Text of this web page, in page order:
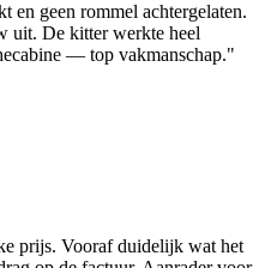
en geen rommel achtergelaten.
uit. De kitter werkte heel
— top vakmanschap."
prijs. Vooraf duidelijk wat het